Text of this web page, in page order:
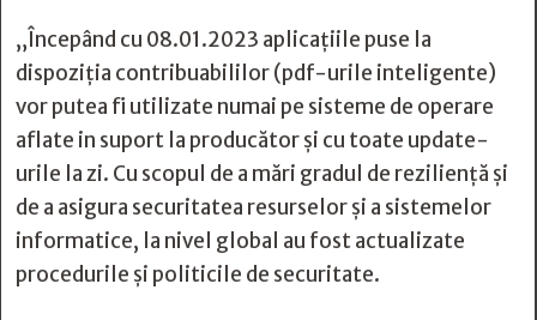
„Începând cu 08.01.2023 aplicațiile puse la
dispoziția contribuabililor (pdf-urile inteligente)
vor putea fi utilizate numai pe sisteme de operare
aflate in suport la producător și cu toate update-
urile la zi. Cu scopul de a mări gradul de rezilienţă şi
de a asigura securitatea resurselor şi a sistemelor
informatice, la nivel global au fost actualizate
procedurile și politicile de securitate.